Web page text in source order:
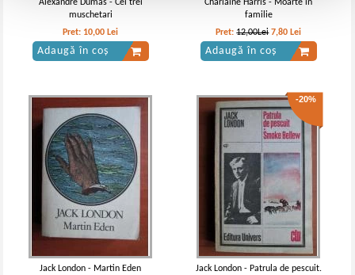
Alexandre Dumas - Cei trei
muschetari
Pret: 10,00 Lei
Adaugă în coș
Charlaine Harris - Moarte in
familie
Pret:12,00Lei 7,80 Lei
Adaugă în coș
Jack London - Martin Eden
-20%
Jack London - Patrula de pescuit.